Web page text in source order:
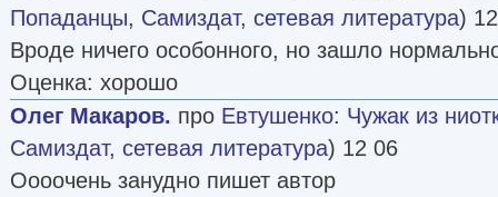
Попаданцы, Самиздат, сетевая литература)
Вроде ничего особонного, но зашло
Оценка: хорошо
Олег Макаров. про Евтушенко: Чужак из
Самиздат, сетевая литература) 12 06
Оооочень занудно пишет автор